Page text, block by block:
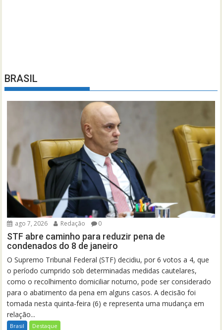
BRASIL
ago 7, 2026 Redação 0
STF abre caminho para reduzir pena de
condenados do 8 de janeiro
O Supremo Tribunal Federal (STF) decidiu, por 6 votos a 4, que
o período cumprido sob determinadas medidas cautelares,
como o recolhimento domiciliar noturno, pode ser considerado
para o abatimento da pena em alguns casos. A decisão foi
tomada nesta quinta-feira (6) e representa uma mudança em
relação...
Brasil Destaque